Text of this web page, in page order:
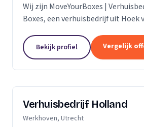
Wij zijn MoveYourBoxes |
Boxes, een verhuisbedrijf uit Hoek
Bekijk profiel Vergelijk
Verhuisbedrijf Holland
Werkhoven, Utrecht